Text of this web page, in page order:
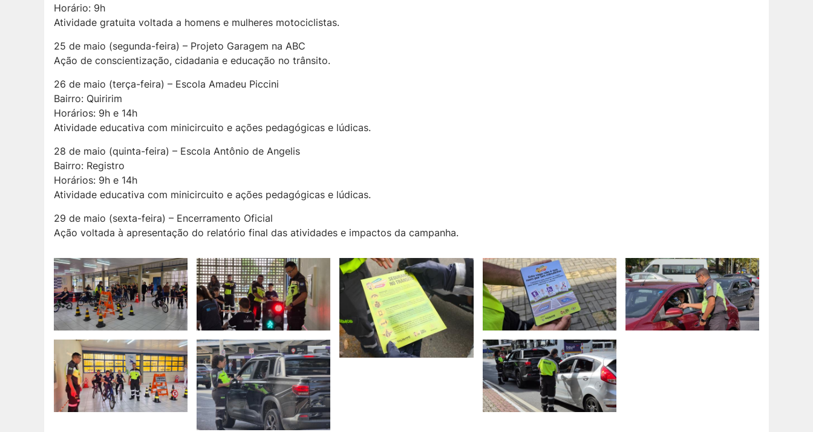
Horário: 9h
Atividade gratuita voltada a homens e mulheres motociclistas.
25 de maio (segunda-feira) – Projeto Garagem na ABC
Ação de conscientização, cidadania e educação no trânsito.
26 de maio (terça-feira) – Escola Amadeu Piccini
Bairro: Quiririm
Horários: 9h e 14h
Atividade educativa com minicircuito e ações pedagógicas e lúdicas.
28 de maio (quinta-feira) – Escola Antônio de Angelis
Bairro: Registro
Horários: 9h e 14h
Atividade educativa com minicircuito e ações pedagógicas e lúdicas.
29 de maio (sexta-feira) – Encerramento Oficial
Ação voltada à apresentação do relatório final das atividades e impactos da campanha.